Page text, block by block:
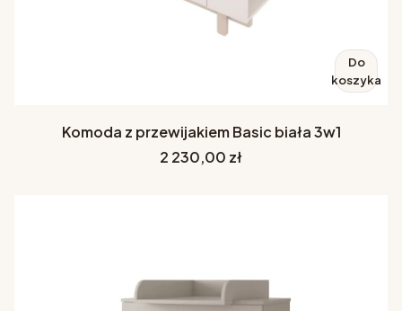
Do
koszyka
Komoda z przewijakiem Basic biała 3w1
Cena
2 230,00 zł